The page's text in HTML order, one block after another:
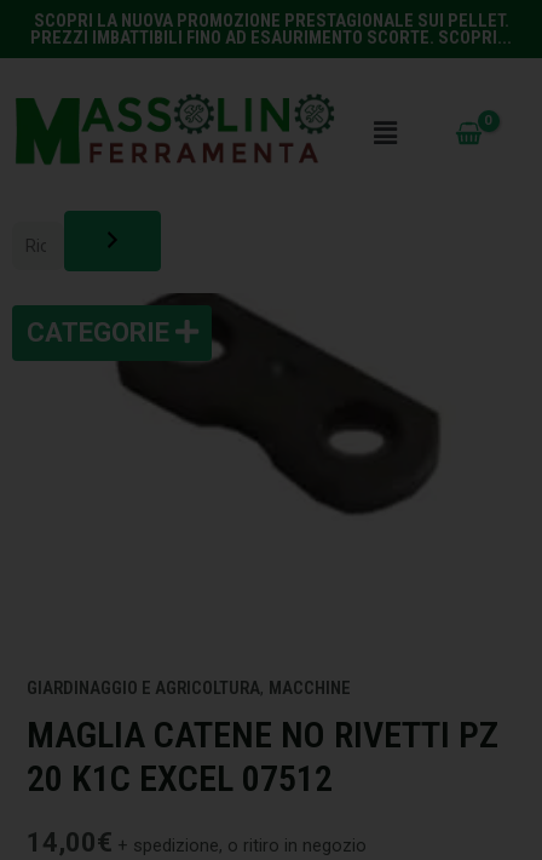
SCOPRI LA NUOVA PROMOZIONE PRESTAGIONALE SUI PELLET.
PREZZI IMBATTIBILI FINO AD ESAURIMENTO SCORTE. SCOPRI...
GIARDINAGGIO E AGRICOLTURA, MACCHINE
MAGLIA CATENE NO RIVETTI PZ
20 K1C EXCEL 07512
14,00€ + spedizione, o ritiro in negozio